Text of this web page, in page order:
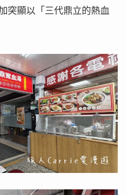
突顯以「三代鼎立的熱血